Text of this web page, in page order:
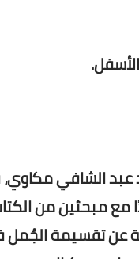
عبد الشافي
مع مبحثين من
تقسيمة الجُمل